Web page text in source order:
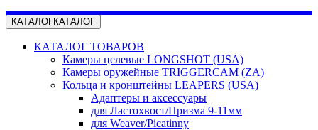
КАТАЛОГКАТАЛОГ
КАТАЛОГ ТОВАРОВ
Камеры целевые LONGSHOT (USA)
Камеры оружейные TRIGGERCAM (ZA)
Кольца и кронштейны LEAPERS (USA)
Адаптеры и аксессуары
для Ластохвост/Призма 9-11мм
для Weaver/Picatinny